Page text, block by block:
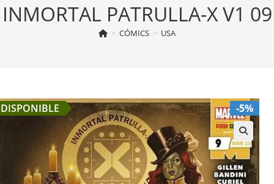
INMORTAL PATRULLA-X V1 09
> CÓMICS > USA
🔍
DISPONIBLE -5%